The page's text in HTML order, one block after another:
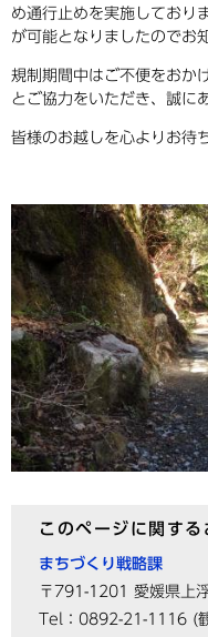
め通行止めを実施しており
が可能となりましたのでお
規制期間中はご不便をおか
とご協力をいただき、誠に
皆様のお越しを心よりお待
このページに関す
まちづくり戦略課
〒791-1201
愛媛県上
Tel：0892-21-1116 (